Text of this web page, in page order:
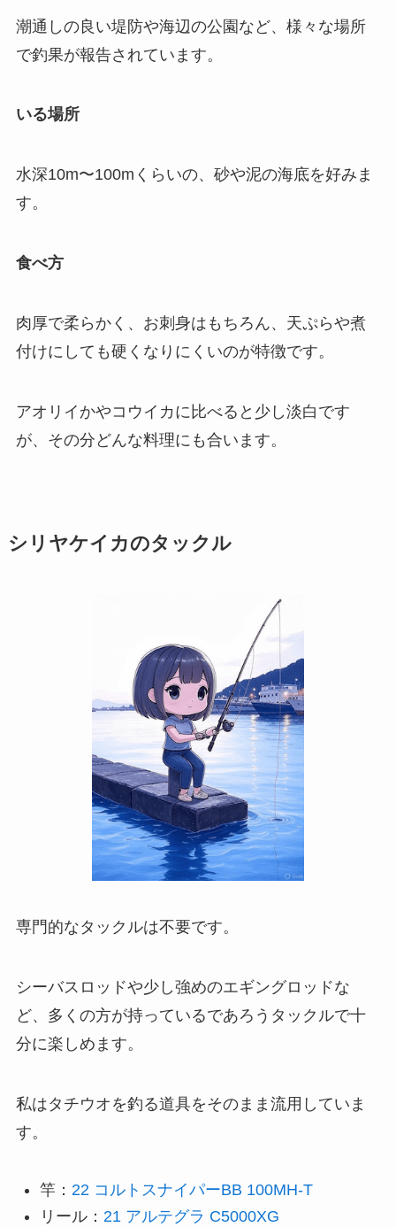
潮通しの良い堤防や海辺の公園など、様々な場所
で釣果が報告されています。
いる場所
水深10m〜100mくらいの、砂や泥の海底を好みま
す。
食べ方
肉厚で柔らかく、お刺身はもちろん、天ぷらや煮
付けにしても硬くなりにくいのが特徴です。
アオリイかやコウイカに比べると少し淡白です
が、その分どんな料理にも合います。
シリヤケイカのタックル
専門的なタックルは不要です。
シーバスロッドや少し強めのエギングロッドな
ど、多くの方が持っているであろうタックルで十
分に楽しめます。
私はタチウオを釣る道具をそのまま流用していま
す。
竿： 22 コルトスナイパーBB 100MH-T
リール： 21 アルテグラ C5000XG